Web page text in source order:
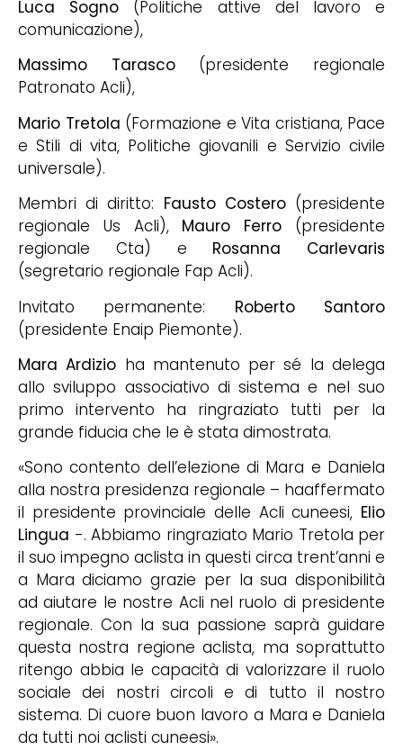
Luca Sogno (Politiche attive del lavoro e
comunicazione),
Massimo Tarasco(presidente regionale
Patronato Acli),
Mario Tretola (Formazione e Vita cristiana, Pace
e Stili di vita, Politiche giovanili e Servizio civile
universale).
Membri di diritto: Fausto Costero(presidente
regionale Us Acli), Mauro Ferro (presidente
regionale Cta) e Rosanna Carlevaris
(segretario regionale Fap Acli).
Invitato permanente: Roberto Santoro
(presidente Enaip Piemonte).
Mara Ardizio ha mantenuto per sé la delega
allo sviluppo associativo di sistema e nel suo
primo intervento ha ringraziato tutti per la
grande fiducia che le è stata dimostrata.
«Sono contento dell’elezione di Mara e Daniela
alla nostra presidenza regionale – haaffermato
il presidente provinciale delle Acli cuneesi, Elio
Lingua -. Abbiamo ringraziato Mario Tretola per
il suo impegno aclista in questi circa trent’anni e
a Mara diciamo grazie per la sua disponibilità
ad aiutare le nostre Acli nel ruolo di presidente
regionale. Con la sua passione saprà guidare
questa nostra regione aclista, ma soprattutto
ritengo abbia le capacità di valorizzare il ruolo
sociale dei nostri circoli e di tutto il nostro
sistema. Di cuore buon lavoro a Mara e Daniela
da tutti noi aclisti cuneesi».